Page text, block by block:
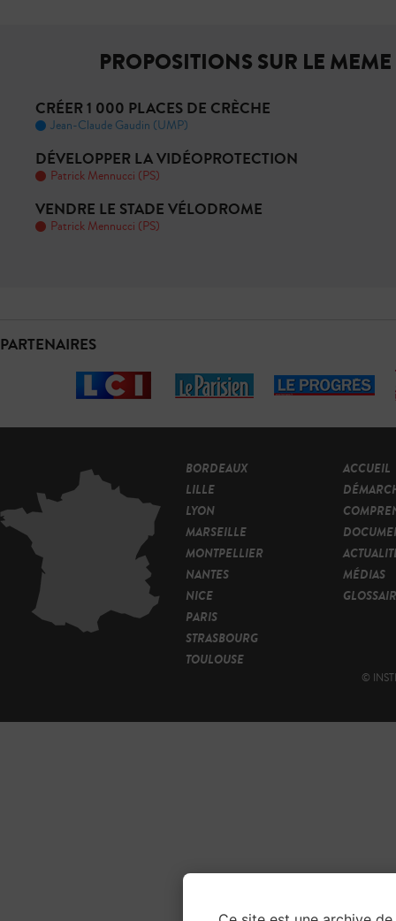
PROPOSITIONS SUR LE
CRÉER 1 000 PLACES DE CRÈCHE
Jean-Claude Gaudin (UMP)
DÉVELOPPER LA VIDÉOPROTECTION
Patrick Mennucci (PS)
VENDRE LE STADE VÉLODROME
Patrick Mennucci (PS)
PARTENAIRES
BORDEAUX
LILLE
LYON
MARSEILLE
MONTPELLIER
NANTES
NICE
PARIS
STRASBOURG
TOULOUSE
ACCUEIL
MÉDIAS
©